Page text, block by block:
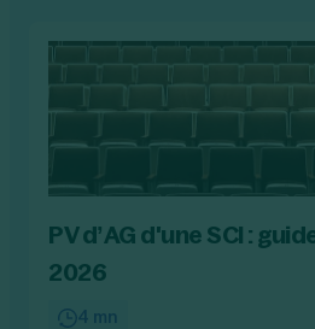
PV d’AG d'une SCI :
2026
4 mn